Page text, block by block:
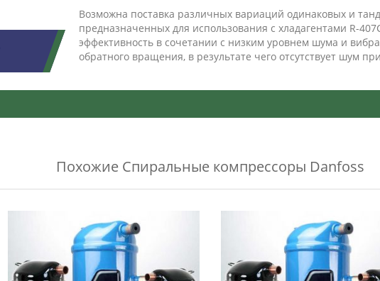
Возможна поставка различных вариаций одинаковых и
предназначенных для использования с хладагентами R-
эффективность в сочетании с низким уровнем шума и
обратного вращения, в результате чего отсутствует шум
Похожие Спиральные компрессоры Danfoss